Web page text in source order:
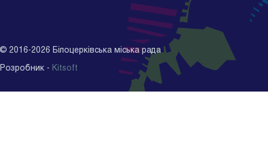
© 2016-2026 Білоцерківська міська рада
Розробник - Kitsoft